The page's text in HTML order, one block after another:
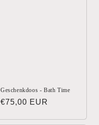
Geschenkdoos - Bath Time
Normale
€75,00 EUR